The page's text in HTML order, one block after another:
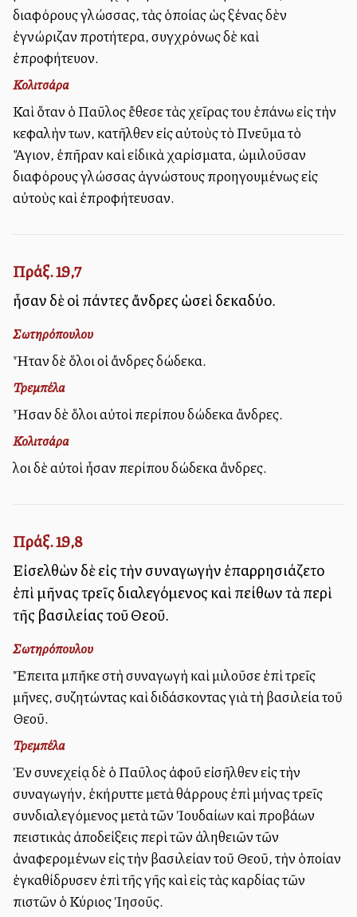
διαφόρους γλώσσας, τὰς ὁποίας ὡς ξένας δὲν
ἐγνώριζαν προτήτερα, συγχρόνως δὲ καὶ
ἐπροφήτευον.
Κολιτσάρα
Καὶ ὅταν ὁ Παῦλος ἔθεσε τὰς χεῖρας του ἐπάνω εἰς τὴν
κεφαλὴν των, κατῆλθεν εἰς αὐτοὺς τὸ Πνεῦμα τὸ
Ἅγιον, ἐπῆραν καὶ εἰδικὰ χαρίσματα, ὠμιλοῦσαν
διαφόρους γλώσσας ἀγνώστους προηγουμένως εἰς
αὐτοὺς καὶ ἐπροφήτευσαν.
Πράξ. 19,7
ἦσαν δὲ οἱ πάντες ἄνδρες ὡσεὶ δεκαδύο.
Σωτηρόπουλου
Ἦταν δὲ ὅλοι οἱ ἄνδρες δώδεκα.
Τρεμπέλα
Ἦσαν δὲ ὅλοι αὐτοὶ περίπου δώδεκα ἄνδρες.
Κολιτσάρα
Ὅλοι δὲ αὐτοὶ ἦσαν περίπου δώδεκα ἄνδρες.
Πράξ. 19,8
Εἰσελθὼν δὲ εἰς τὴν συναγωγὴν ἐπαρρησιάζετο
ἐπὶ μῆνας τρεῖς διαλεγόμενος καὶ πείθων τὰ περὶ
τῆς βασιλείας τοῦ Θεοῦ.
Σωτηρόπουλου
Ἔπειτα μπῆκε στὴ συναγωγὴ καὶ μιλοῦσε ἐπὶ τρεῖς
μῆνες, συζητώντας καὶ διδάσκοντας γιὰ τὴ βασιλεία τοῦ
Θεοῦ.
Τρεμπέλα
Ἐν συνεχείᾳ δὲ ὁ Παῦλος ἀφοῦ εἰσῆλθεν εἰς τὴν
συναγωγήν, ἐκήρυττε μετὰ θάρρους ἐπὶ μήνας τρεῖς
συνδιαλεγόμενος μετὰ τῶν Ἰουδαίων καὶ προβάλλων
πειστικὰς ἀποδείξεις περὶ τῶν ἀληθειῶν τῶν
ἀναφερομένων εἰς τὴν βασιλείαν τοῦ Θεοῦ, τὴν ὁποίαν
ἐγκαθίδρυσεν ἐπὶ τῆς γῆς καὶ εἰς τὰς καρδίας τῶν
πιστῶν ὁ Κύριος Ἰησοῦς.